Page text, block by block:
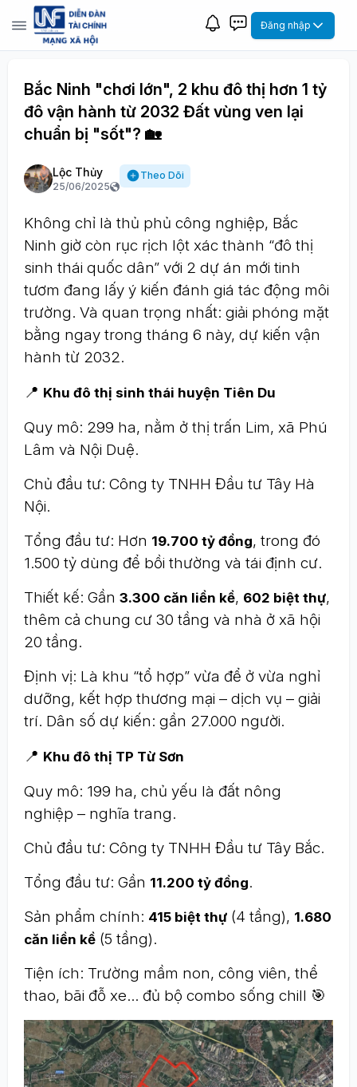
Đăng nhập
Bắc Ninh "chơi lớn", 2 khu đô thị hơn 1 tỷ
đô vận hành từ 2032 Đất vùng ven lại
chuẩn bị "sốt"? 🏡
Lộc Thủy
25/06/2025
Theo Dõi
Không chỉ là thủ phủ công nghiệp, Bắc
Ninh giờ còn rục rịch lột xác thành “đô thị
sinh thái quốc dân” với 2 dự án mới tinh
tươm đang lấy ý kiến đánh giá tác động môi
trường. Và quan trọng nhất: giải phóng mặt
bằng ngay trong tháng 6 này, dự kiến vận
hành từ 2032.
📍 Khu đô thị sinh thái huyện Tiên Du
Quy mô: 299 ha, nằm ở thị trấn Lim, xã Phú
Lâm và Nội Duệ.
Chủ đầu tư: Công ty TNHH Đầu tư Tây Hà
Nội.
Tổng đầu tư: Hơn 19.700 tỷ đồng, trong đó
1.500 tỷ dùng để bồi thường và tái định cư.
Thiết kế: Gần 3.300 căn liền kề, 602 biệt thự,
thêm cả chung cư 30 tầng và nhà ở xã hội
20 tầng.
Định vị: Là khu “tổ hợp” vừa để ở vừa nghỉ
dưỡng, kết hợp thương mại – dịch vụ – giải
trí. Dân số dự kiến: gần 27.000 người.
📍 Khu đô thị TP Từ Sơn
Quy mô: 199 ha, chủ yếu là đất nông
nghiệp – nghĩa trang.
Chủ đầu tư: Công ty TNHH Đầu tư Tây Bắc.
Tổng đầu tư: Gần 11.200 tỷ đồng.
Sản phẩm chính: 415 biệt thự (4 tầng), 1.680
căn liền kề (5 tầng).
Tiện ích: Trường mầm non, công viên, thể
thao, bãi đỗ xe… đủ bộ combo sống chill 🎯